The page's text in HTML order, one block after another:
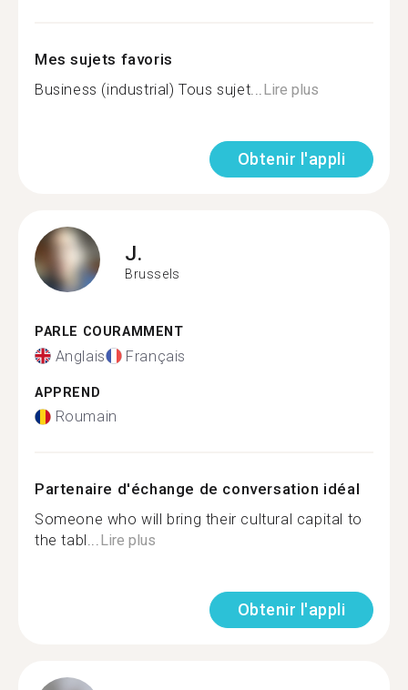
Mes sujets favoris
Business (industrial) Tous sujet...Lire plus
Obtenir l'appli
J.
Brussels
PARLE COURAMMENT
Anglais Français
APPREND
Roumain
Partenaire d'échange de conversation idéal
Someone who will bring their cultural capital to
the tabl...Lire plus
Obtenir l'appli